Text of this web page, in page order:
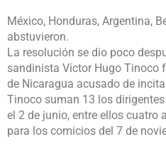
México, Honduras, Argentina,
abstuvieron.
La resolución se dio poco
sandinista Víctor Hugo Tinoco
de Nicaragua acusado de
Tinoco suman 13 los
el 2 de junio, entre ellos cuatro
para los comicios del 7 de